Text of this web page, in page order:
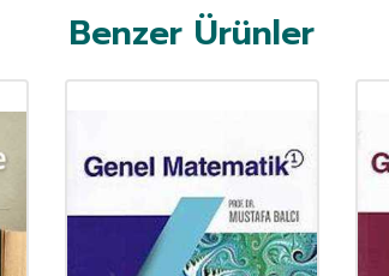
Benzer Ürünler